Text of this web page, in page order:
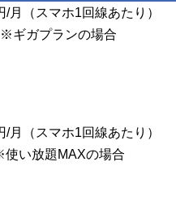
/月（スマホ1回線あたり）
※ギガプランの場合
/月（スマホ1回線あたり）
い放題MAXの場合